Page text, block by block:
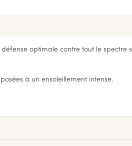
optimale contre tout le spectre
à un ensoleillement intense.